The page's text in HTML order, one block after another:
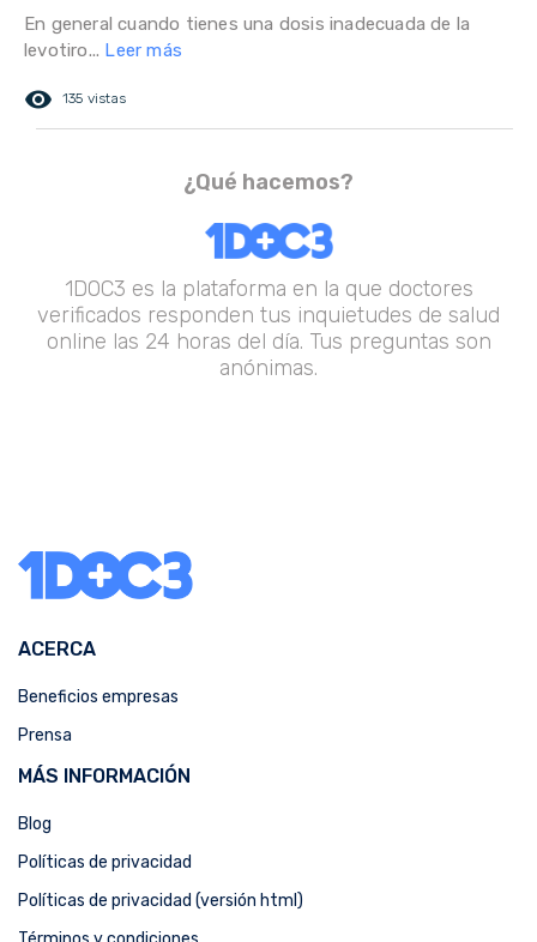
En general cuando tienes una dosis inadecuada de la
levotiro... Leer más
remove_red_eye 135 vistas
¿Qué hacemos?
1DOC3 es la plataforma en la que doctores
verificados responden tus inquietudes de salud
online las 24 horas del día. Tus preguntas son
anónimas.
ACERCA
Beneficios empresas
Prensa
MÁS INFORMACIÓN
Blog
Políticas de privacidad
Políticas de privacidad (versión html)